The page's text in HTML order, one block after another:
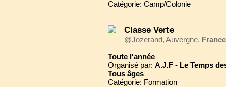
Catégorie: Camp/Colonie
Classe Verte
@Jozerand, Auvergne, France
Toute l'année
Organisé par: A.J.F - Le Temps
Tous âges
Catégorie: Formation